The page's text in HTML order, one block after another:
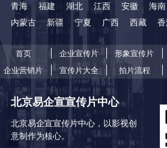
青海
福建 湖北 江西 安徽 海南
内蒙古
新疆 宁夏 广西 西藏
首页 企业宣传片 形象宣传片
企业营销片
宣传片大全 拍片流程
北京易企宣宣传片中心
北京易企宣宣传片中心，以影视创
意制作为核心。